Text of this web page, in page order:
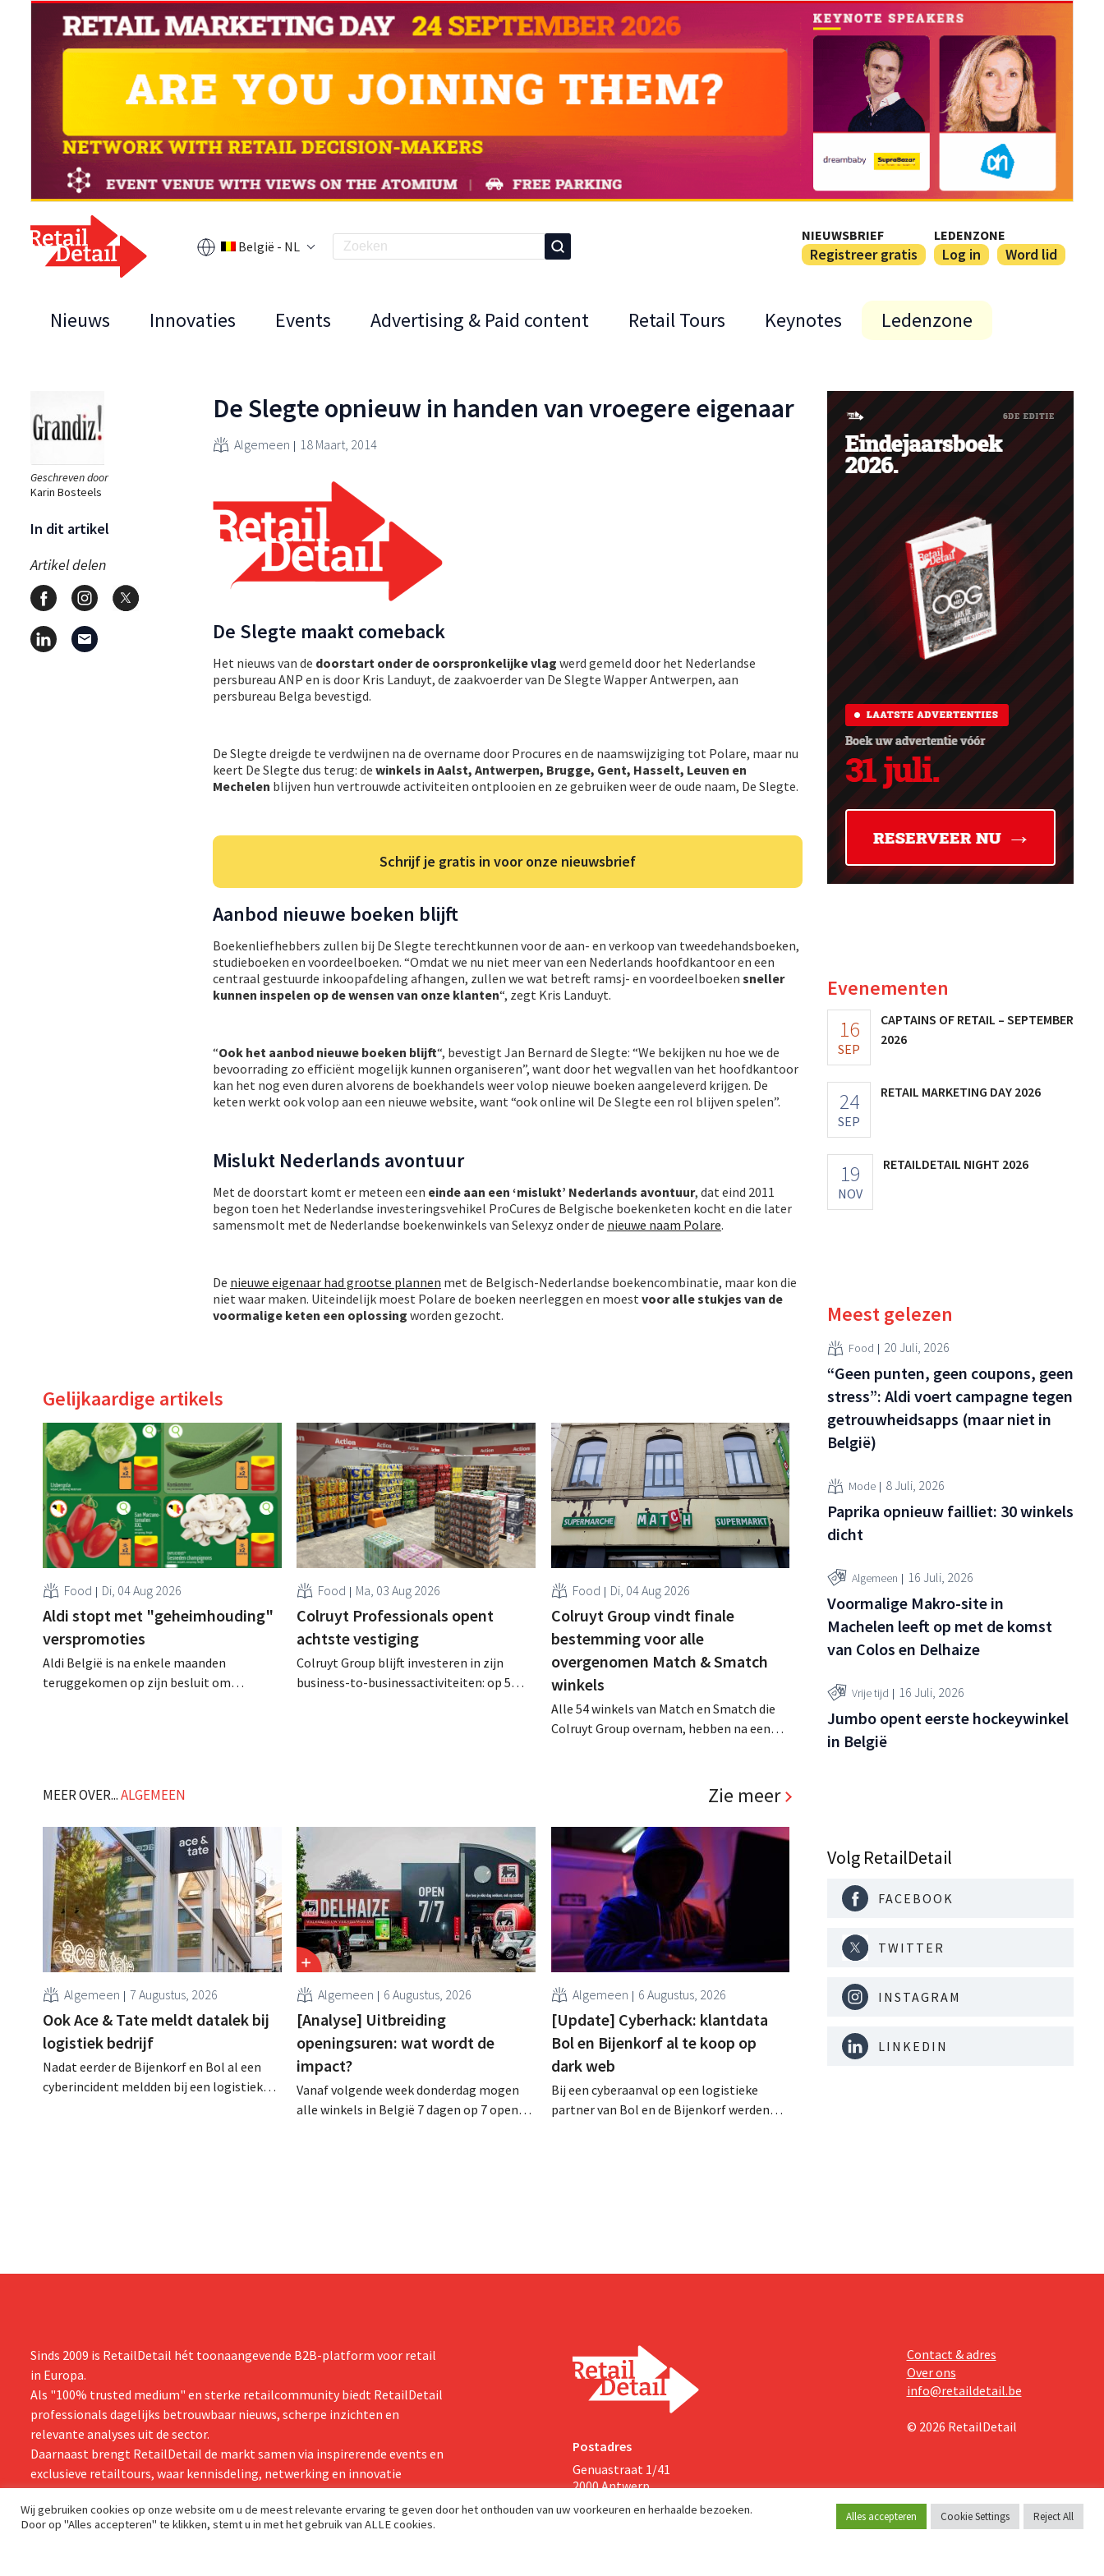
België - NL
NIEUWSBRIEF
Registreer gratis
LEDENZONE
Log in Word lid
Nieuws Innovaties Events Advertising & Paid content Retail Tours Keynotes Ledenzone
Geschreven door
Karin Bosteels
In dit artikel
Artikel delen
De Slegte opnieuw in handen van vroegere eigenaar
Algemeen 18 Maart, 2014
De Slegte maakt comeback
Het nieuws van de doorstart onder de oorspronkelijke vlag werd gemeld door het Nederlandse
persbureau ANP en is door Kris Landuyt, de zaakvoerder van De Slegte Wapper Antwerpen, aan
persbureau Belga bevestigd.
De Slegte dreigde te verdwijnen na de overname door Procures en de naamswijziging tot Polare, maar nu
keert De Slegte dus terug: de winkels in Aalst, Antwerpen, Brugge, Gent, Hasselt, Leuven en
Mechelen blijven hun vertrouwde activiteiten ontplooien en ze gebruiken weer de oude naam, De Slegte.
Schrijf je gratis in voor onze nieuwsbrief
Aanbod nieuwe boeken blijft
Boekenliefhebbers zullen bij De Slegte terechtkunnen voor de aan- en verkoop van tweedehandsboeken,
studieboeken en voordeelboeken. “Omdat we nu niet meer van een Nederlands hoofdkantoor en een
centraal gestuurde inkoopafdeling afhangen, zullen we wat betreft ramsj- en voordeelboeken sneller
kunnen inspelen op de wensen van onze klanten“, zegt Kris Landuyt.
“Ook het aanbod nieuwe boeken blijft“, bevestigt Jan Bernard de Slegte: “We bekijken nu hoe we de
bevoorrading zo efficiënt mogelijk kunnen organiseren”, want door het wegvallen van het hoofdkantoor
kan het nog even duren alvorens de boekhandels weer volop nieuwe boeken aangeleverd krijgen. De
keten werkt ook volop aan een nieuwe website, want “ook online wil De Slegte een rol blijven spelen”.
Mislukt Nederlands avontuur
Met de doorstart komt er meteen een einde aan een ‘mislukt’ Nederlands avontuur, dat eind 2011
begon toen het Nederlandse investeringsvehikel ProCures de Belgische boekenketen kocht en die later
samensmolt met de Nederlandse boekenwinkels van Selexyz onder de nieuwe naam Polare.
De nieuwe eigenaar had grootse plannen met de Belgisch-Nederlandse boekencombinatie, maar kon die
niet waar maken. Uiteindelijk moest Polare de boeken neerleggen en moest voor alle stukjes van de
voormalige keten een oplossing worden gezocht.
Gelijkaardige artikels
Food Di, 04 Aug 2026
Aldi stopt met "geheimhouding"
verspromoties
Aldi België is na enkele maanden
teruggekomen op zijn besluit om
Food Ma, 03 Aug 2026
Colruyt Professionals opent
achtste vestiging
Colruyt Group blijft investeren in zijn
business-to-businessactiviteiten: op 5
Food Di, 04 Aug 2026
Colruyt Group vindt finale
bestemming voor alle
overgenomen Match & Smatch
winkels
Alle 54 winkels van Match en Smatch die
Colruyt Group overnam, hebben na een
die bestemming voor sommige panden
MEER OVER...ALGEMEEN Zie meer
Algemeen 7 Augustus, 2026
Ook Ace & Tate meldt datalek bij
logistiek bedrijf
Nadat eerder de Bijenkorf en Bol al een
cyberincident meldden bij een logistieke
Algemeen 6 Augustus, 2026
[Analyse] Uitbreiding
openingsuren: wat wordt de
impact?
Vanaf volgende week donderdag mogen
alle winkels in België 7 dagen op 7 open
Algemeen 6 Augustus, 2026
[Update] Cyberhack: klantdata
Bol en Bijenkorf al te koop op
dark web
Bij een cyberaanval op een logistieke
partner van Bol en de Bijenkorf werden
Evenementen
16
SEP
CAPTAINS OF RETAIL – SEPTEMBER
2026
24
SEP
RETAIL MARKETING DAY 2026
19
NOV
RETAILDETAIL NIGHT 2026
Meest gelezen
Food 20 Juli, 2026
“Geen punten, geen coupons, geen
stress”: Aldi voert campagne tegen
getrouwheidsapps (maar niet in
België)
Mode 8 Juli, 2026
Paprika opnieuw failliet: 30 winkels
dicht
Algemeen 16 Juli, 2026
Voormalige Makro-site in
Machelen leeft op met de komst
van Colos en Delhaize
Vrije tijd 16 Juli, 2026
Jumbo opent eerste hockeywinkel
in België
Volg RetailDetail
FACEBOOK
TWITTER
INSTAGRAM
LINKEDIN
Sinds 2009 is RetailDetail hét toonaangevende B2B-platform voor retail
in Europa.
Als "100% trusted medium" en sterke retailcommunity biedt RetailDetail
professionals dagelijks betrouwbaar nieuws, scherpe inzichten en
relevante analyses uit de sector.
Daarnaast brengt RetailDetail de markt samen via inspirerende events en
exclusieve retailtours, waar kennisdeling, netwerking en innovatie
centraal staan.
Postadres
Genuastraat 1/41
2000 Antwerp
Contact & adres
Over ons
info@retaildetail.be
© 2026 RetailDetail
Wij gebruiken cookies op onze website om u de meest relevante ervaring te geven door het onthouden van uw voorkeuren en herhaalde bezoeken.
Door op "Alles accepteren" te klikken, stemt u in met het gebruik van ALLE cookies.
Alles accepteren Cookie Settings Reject All